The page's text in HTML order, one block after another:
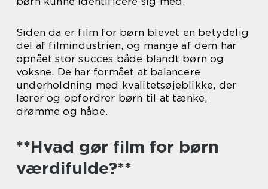
Siden da er film for børn blevet en betydelig
del af filmindustrien, og mange af dem har
opnået stor succes både blandt børn og
voksne. De har formået at balancere
underholdning med kvalitetsøjeblikke, der
lærer og opfordrer børn til at tænke,
drømme og håbe.
**Hvad gør film for børn
værdifulde?**